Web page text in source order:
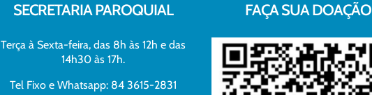
SECRETARIA PAROQUIAL
Terça à Sexta-feira, das 8h às 12h e das
14h30 às 17h.
Tel Fixo e Whatsapp: 84 3615-2831
FAÇA SUA DOAÇÃO